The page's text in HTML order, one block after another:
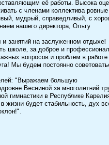
её работы. Высока
с членами коллектива ровные
мудрый, справедливый, с
нашего директора, Ольгу
занятий на заслуженном отдыхе!
школе, за доброе и
вопросов и проблем в работе
Мы будем постоянно
"Выражаем большую
Весниной за многолетний
гимнастики в Республике
жизни будет стабильность, дух